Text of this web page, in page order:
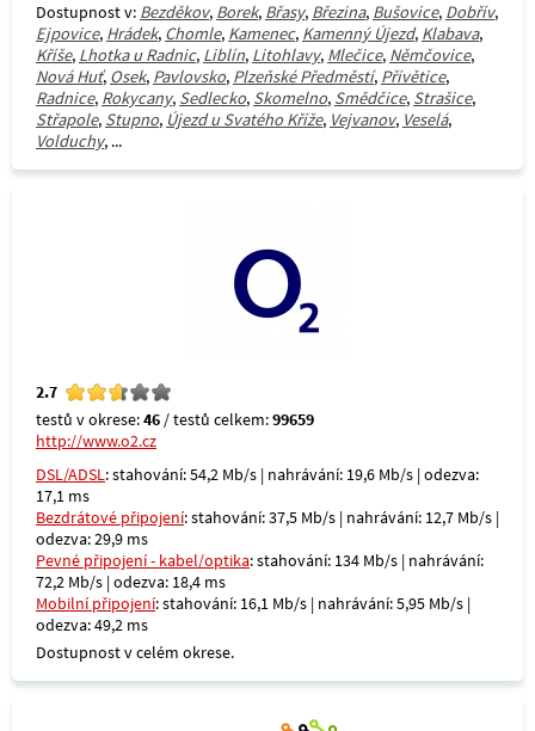
Dostupnost v: Bezděkov, Borek, Břasy, Březina, Bušovice, Dobřív,
Ejpovice, Hrádek, Chomle, Kamenec, Kamenný Újezd, Klabava,
Kříše, Lhotka u Radnic, Liblín, Litohlavy, Mlečice, Němčovice,
Nová Huť, Osek, Pavlovsko, Plzeňské Předměstí, Přívětice,
Radnice, Rokycany, Sedlecko, Skomelno, Smědčice, Strašice,
Střapole, Stupno, Újezd u Svatého Kříže, Vejvanov, Veselá,
Volduchy, ...
2.7
testů v okrese:46 / testů celkem:99659
http://www.o2.cz
DSL/ADSL: stahování: 54,2 Mb/s | nahrávání: 19,6 Mb/s | odezva:
17,1 ms
Bezdrátové připojení: stahování: 37,5 Mb/s | nahrávání: 12,7 Mb/s |
odezva: 29,9 ms
Pevné připojení - kabel/optika: stahování: 134 Mb/s | nahrávání:
72,2 Mb/s | odezva: 18,4 ms
Mobilní připojení: stahování: 16,1 Mb/s | nahrávání: 5,95 Mb/s |
odezva: 49,2 ms
Dostupnost v celém okrese.